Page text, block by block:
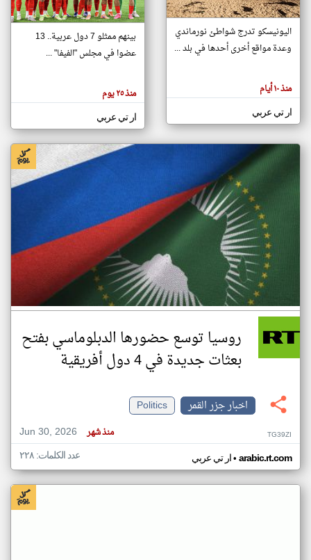
تغيير الدولة
اخبار جزر القمر على مدار الساعة
أهم اخبار جزر القمر العاجلة والمباشرة
هنا عن
وجهة
كاتبيها.
اليونيسكو تدرج شواطئ نورماندي
وعدة مواقع أخرى أحدها في بلد ...
منذ ١٠ أيام
ار تي عربي
بينهم ممثلو 7 دول عربية.. 13
عضوا في مجلس "الفيفا" ...
منذ ٢٥ يوم
ار تي عربي
روسيا توسع حضورها الدبلوماسي بفتح
بعثات جديدة في 4 دول أفريقية
اخبار جزر القمر
Politics
Jun 30, 2026
منذ شهر TG39ZI
ار تي عربي• arabic.rt.com عدد الكلمات: ٢٢٨
klyoum.com